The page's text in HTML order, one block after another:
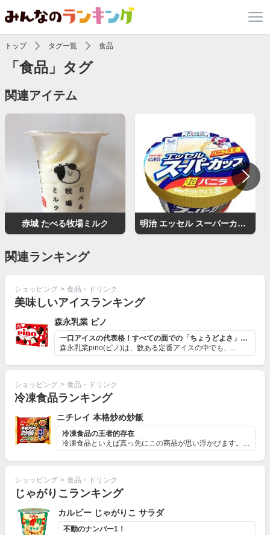
トップ タグ一覧 食品
「食品」タグ
関連アイテム
赤城 たべる牧場ミルク 明治 エッセル スーパーカップ 超バニラ
関連ランキング
ショッピング > 食品・ドリンク
美味しいアイスランキング
‎森永乳業 ピノ
一口アイスの代表格！すべての面での「ちょうどよさ」がキモ！
森永乳業pino(ピノ)は、数ある定番アイスの中でも、...
ショッピング > 食品・ドリンク
冷凍食品ランキング
ニチレイ 本格炒め炒飯
冷凍食品の王者的存在
冷凍食品といえば真っ先にこの商品が思い浮かびます。 食...
ショッピング > 食品・ドリンク
じゃがりこランキング
カルビー じゃがりこ サラダ
不動のナンバー1！